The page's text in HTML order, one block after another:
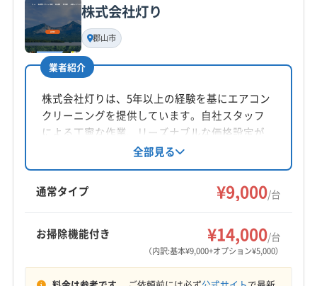
基本情報
代表者名
非公開
所在地
栃木県大田原市
対応地域
会津若松市 須賀川市
本宮市
河沼郡湯川村 河沼郡柳津町
岩瀬郡鏡石町
岩瀬郡天栄村
西白河郡泉崎村
東白川郡棚倉町
東白川郡矢祭町
南会津郡只見町
南会津郡南会津町
南会津郡檜枝岐村
(埼玉県) 羽生市
(埼玉県) 加須市
8:00〜21:00
株式会社灯り
郡山市
業者紹介
株式会社灯りは、5年以上の経験を基にエアコン
クリーニングを提供しています。自社スタッフ
による丁寧な作業、リーズナブルな価格設定が
魅力です。ニオイや汚れを解消し、養生や作業
後の確認も徹底。福島県郡山市を中心に、東
北・中部エリアに対応しています。
全部見る
通常タイプ ¥9,000/台
お掃除機能付き ¥14,000/台
（内訳:基本¥9,000+オプション¥5,000）